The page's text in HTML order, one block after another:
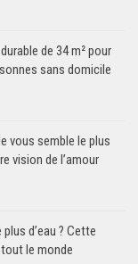
de 34 m² pour
sans domicile
vous semble le plus
vision de l’amour
d’eau ? Cette
le monde